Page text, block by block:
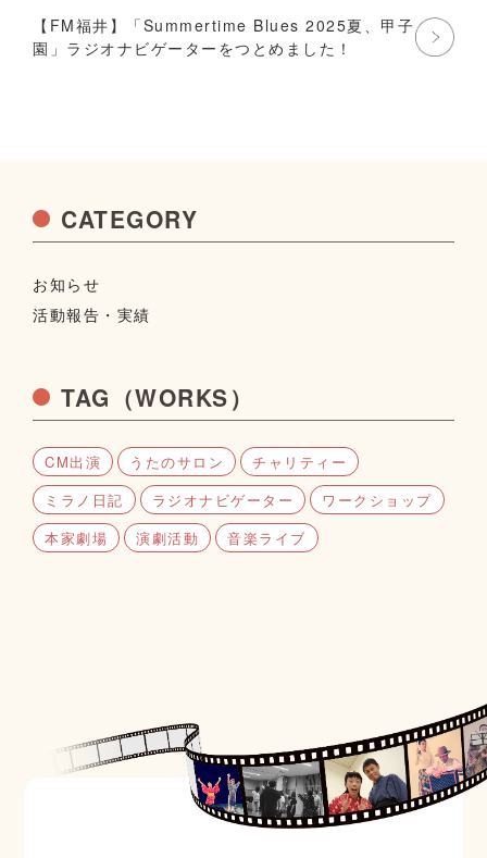
【FM福井】「Summertime Blues 2025夏、甲子
園」ラジオナビゲーターをつとめました！
CATEGORY
お知らせ
活動報告・実績
TAG（WORKS）
CM出演 うたのサロン
チャリティー
ミラノ日記
ラジオナビゲーター
ワークショップ
本家劇場
演劇活動 音楽ライブ